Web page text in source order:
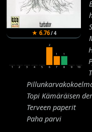
★ 6.76/4
1 2 3 4 5
2
6
1
7
1
8 9 10
Topi Kämäräisen
Terveen paperit
Paha parvi